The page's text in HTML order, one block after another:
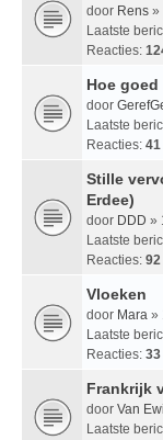
door Rens »
Laatste
Reacties:
Hoe
door
Laatste
Reacties: 41
Stille
Erdee)
door DDD »
Laatste
Reacties: 92
Vloeken
door Mara »
Laatste
Reacties: 33
Frankrijk
door Van
Laatste